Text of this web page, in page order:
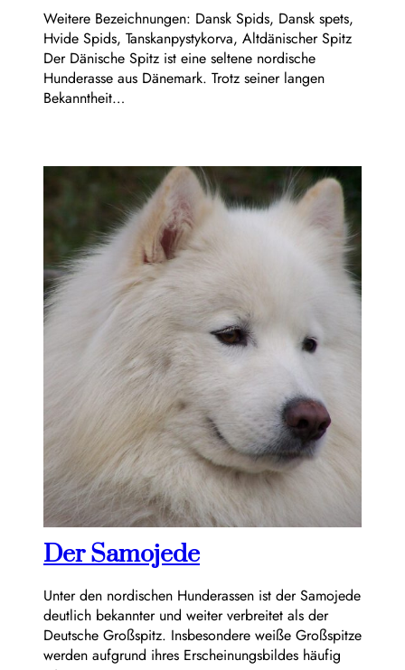
Weitere Bezeichnungen: Dansk Spids, Dansk spets,
Hvide Spids, Tanskanpystykorva, Altdänischer Spitz
Der Dänische Spitz ist eine seltene nordische
Hunderasse aus Dänemark. Trotz seiner langen
Bekanntheit…
Der Samojede
Unter den nordischen Hunderassen ist der Samojede
deutlich bekannter und weiter verbreitet als der
Deutsche Großspitz. Insbesondere weiße Großspitze
werden aufgrund ihres Erscheinungsbildes häufig